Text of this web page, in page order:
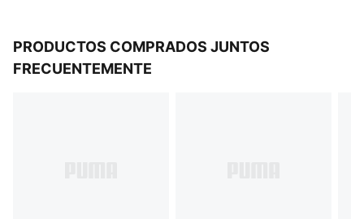
PRODUCTOS COMPRADOS JUNTOS
FRECUENTEMENTE